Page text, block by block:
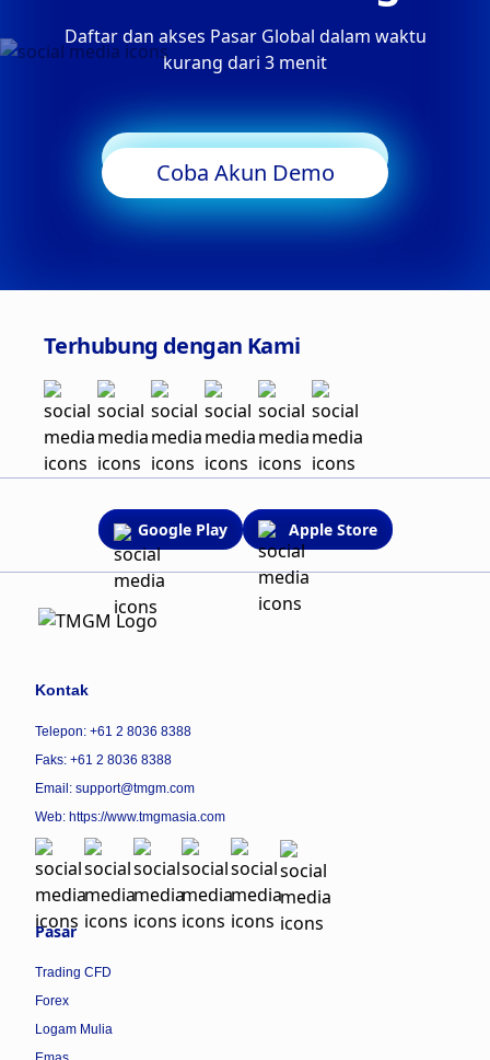
Daftar dan akses Pasar Global dalam waktu
kurang dari 3 menit
Mulai Trading
Coba Akun Demo
Terhubung dengan Kami
Google Play Apple Store
Kontak
Telepon: +61 2 8036 8388
Faks: +61 2 8036 8388
Email: support@tmgm.com
Web: https://www.tmgmasia.com
Pasar
Trading CFD
Forex
Logam Mulia